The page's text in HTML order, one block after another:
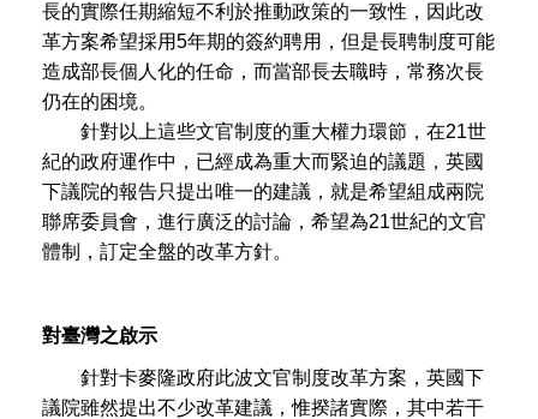
長的實際任期縮短不利於推動政策的一致性，因此改
革方案希望採用5年期的簽約聘用，但是長聘制度可能
造成部長個人化的任命，而當部長去職時，常務次長
仍在的困境。
針對以上這些文官制度的重大權力環節，在21世
紀的政府運作中，已經成為重大而緊迫的議題，英國
下議院的報告只提出唯一的建議，就是希望組成兩院
聯席委員會，進行廣泛的討論，希望為21世紀的文官
體制，訂定全盤的改革方針。
對臺灣之啟示
針對卡麥隆政府此波文官制度改革方案，英國下
議院雖然提出不少改革建議，惟揆諸實際，其中若干